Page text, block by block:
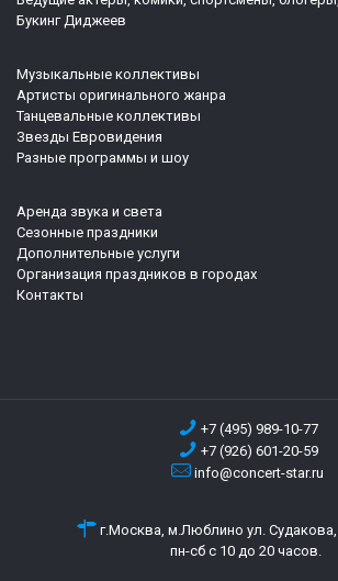
Букинг Диджеев
Музыкальные коллективы
Артисты оригинального жанра
Танцевальные коллективы
Звезды Евровидения
Разные программы и шоу
Аренда звука и света
Сезонные праздники
Дополнительные услуги
Организация праздников в городах
Контакты
+7 (495) 989-10-77
+7 (926) 601-20-59
info@concert-star.ru
г.Москва, м.Люблино ул. Судакова,
пн-сб с 10 до 20 часов.